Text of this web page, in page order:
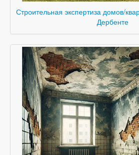
Строительная экспертиза домов/
Дербенте